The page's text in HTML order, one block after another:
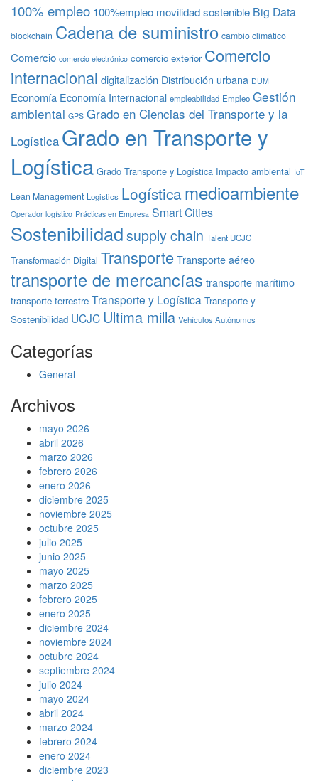
100% empleo 100%empleo movilidad sostenible Big Data
blockchain Cadena de suministro cambio climático
Comercio comercio electrónico comercio exterior Comercio
internacional digitalización Distribución urbana DUM
Economía Economía Internacional empleabilidad Empleo Gestión
ambiental GPS Grado en Ciencias del Transporte y la
Logística Grado en Transporte y
Logística Grado Transporte y Logística Impacto ambiental IoT
Lean Management Logistics Logística medioambiente
Operador logístico Prácticas en Empresa Smart Cities
Sostenibilidadsupply chain Talent UCJC
Transformación Digital Transporte Transporte aéreo
transporte de mercancías transporte marítimo
transporte terrestre Transporte y Logística Transporte y
Sostenibilidad UCJC Ultima milla Vehículos Autónomos
Categorías
General
Archivos
mayo 2026
abril 2026
marzo 2026
febrero 2026
enero 2026
diciembre 2025
noviembre 2025
octubre 2025
julio 2025
junio 2025
mayo 2025
marzo 2025
febrero 2025
enero 2025
diciembre 2024
noviembre 2024
octubre 2024
septiembre 2024
julio 2024
mayo 2024
abril 2024
marzo 2024
febrero 2024
enero 2024
diciembre 2023